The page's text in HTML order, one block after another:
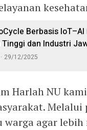
Berbasis
dan Industri
29/12/2025
Harlah NU
agar lebih